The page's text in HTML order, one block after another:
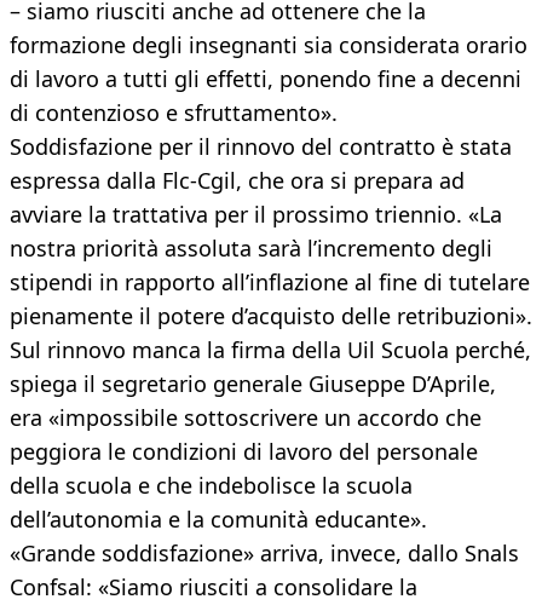
– siamo riusciti anche ad ottenere che la
formazione degli insegnanti sia considerata orario
di lavoro a tutti gli effetti, ponendo fine a decenni
di contenzioso e sfruttamento».
Soddisfazione per il rinnovo del contratto è stata
espressa dalla Flc-Cgil, che ora si prepara ad
avviare la trattativa per il prossimo triennio. «La
nostra priorità assoluta sarà l’incremento degli
stipendi in rapporto all’inflazione al fine di tutelare
pienamente il potere d’acquisto delle retribuzioni».
Sul rinnovo manca la firma della Uil Scuola perché,
spiega il segretario generale Giuseppe D’Aprile,
era «impossibile sottoscrivere un accordo che
peggiora le condizioni di lavoro del personale
della scuola e che indebolisce la scuola
dell’autonomia e la comunità educante».
«Grande soddisfazione» arriva, invece, dallo Snals
Confsal: «Siamo riusciti a consolidare la